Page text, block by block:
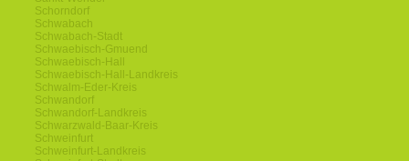
Schorndorf
Schwabach
Schwabach-Stadt
Schwaebisch-Gmuend
Schwaebisch-Hall
Schwaebisch-Hall-Landkreis
Schwalm-Eder-Kreis
Schwandorf
Schwandorf-Landkreis
Schwarzwald-Baar-Kreis
Schweinfurt
Schweinfurt-Landkreis